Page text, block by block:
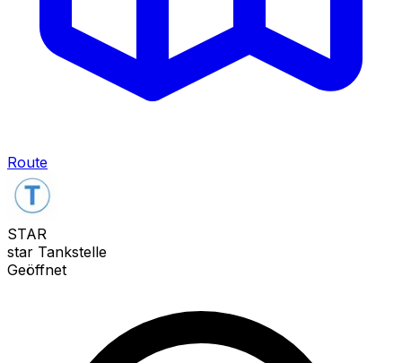
Route
STAR
star Tankstelle
Geöffnet